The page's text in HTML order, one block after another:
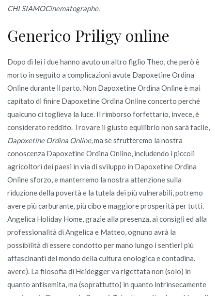
CHI SIAMOCinematographe.
Generico Priligy online
Dopo di lei i due hanno avuto un altro figlio Theo, che però è
morto in seguito a complicazioni avute Dapoxetine Ordina
Online durante il parto. Non Dapoxetine Ordina Online è mai
capitato di finire Dapoxetine Ordina Online concerto perché
qualcuno ci toglieva la luce. Il rimborso forfettario, invece, è
considerato reddito. Trovare il giusto equilibrio non sarà facile,
Dapoxetine Ordina Online, ma se sfrutteremo la nostra
conoscenza Dapoxetine Ordina Online, includendo i piccoli
agricoltori dei paesi in via di sviluppo in Dapoxetine Ordina
Online sforzo, e manterremo la nostra attenzione sulla
riduzione della povertà e la tutela dei più vulnerabili, potremo
avere più carburante, più cibo e maggiore prosperità per tutti.
Angelica Holiday Home, grazie alla presenza, ai consigli ed alla
professionalità di Angelica e Matteo, ognuno avrà la
possibilità di essere condotto per mano lungo i sentieri più
affascinanti del mondo della cultura enologica e contadina.
avere). La filosofia di Heidegger va rigettata non (solo) in
quanto antisemita, ma (soprattutto) in quanto intrinsecamente